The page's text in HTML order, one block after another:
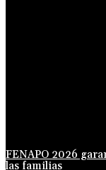
FENAPO 2026
las familias